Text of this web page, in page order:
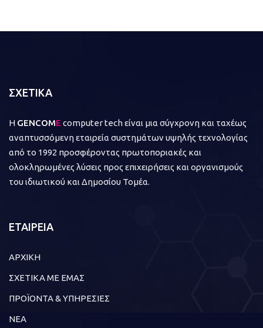
ΣΧΕΤΙΚΑ
Η GENCOME computer tech είναι μια σύγχρονη και ταχέως
αναπτυσσόμενη εταιρεία συστημάτων υψηλής τεχνολογίας
από το 1992 προσφέροντας πρωτοποριακές και
ολοκληρωμένες λύσεις προς επιχειρήσεις και οργανισμούς
του ιδιωτικού και Δημοσίου Τομέα.
ΕΤΑΙΡΕΙΑ
ΑΡΧΙΚΗ
ΣΧΕΤΙΚΑ ΜΕ ΕΜΑΣ
ΠΡΟΪΟΝΤΑ & ΥΠΗΡΕΣΙΕΣ
ΝΕΑ